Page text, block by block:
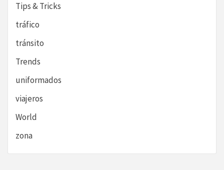
Tips & Tricks
tráfico
tránsito
Trends
uniformados
viajeros
World
zona